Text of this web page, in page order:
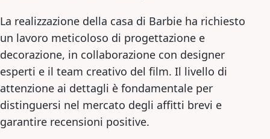
La realizzazione della casa di Barbie ha richiesto
un lavoro meticoloso di progettazione e
decorazione, in collaborazione con designer
esperti e il team creativo del film. Il livello di
attenzione ai dettagli è fondamentale per
distinguersi nel mercato degli affitti brevi e
garantire recensioni positive.